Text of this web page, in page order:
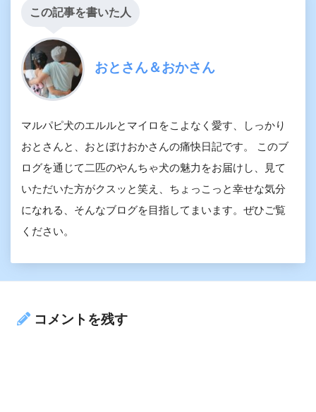
この記事を書いた人
おとさん＆おかさん
マルパピ犬のエルルとマイロをこよなく愛す、しっかり
おとさんと、おとぼけおかさんの痛快日記です。 このブ
ログを通じて二匹のやんちゃ犬の魅力をお届けし、見て
いただいた方がクスッと笑え、ちょっこっと幸せな気分
になれる、そんなブログを目指してまいます。ぜひご覧
ください。
コメントを残す